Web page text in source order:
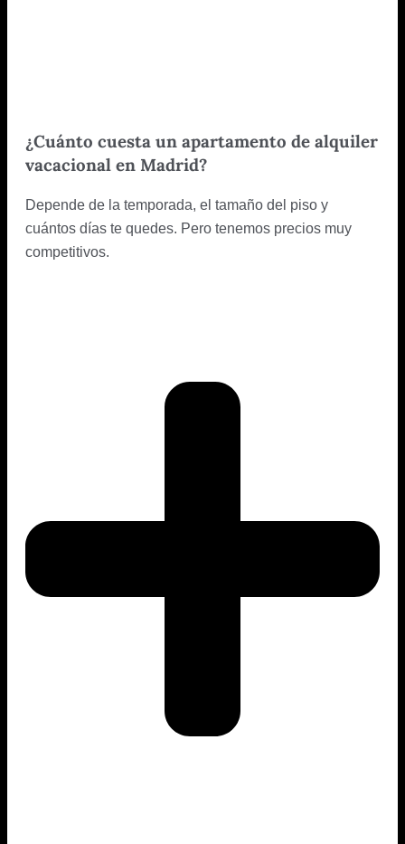
¿Cuánto cuesta un apartamento de alquiler
vacacional en Madrid?
Depende de la temporada, el tamaño del piso y
cuántos días te quedes. Pero tenemos precios muy
competitivos.